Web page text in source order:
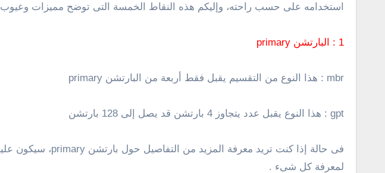
استخدامه على حسب راحته، وإليكم هذه النقاط الخمسة التى توضح مميزات وعيوب mbr و gpt .
1 : البارتشن primary
mbr : هذا النوع من التقسيم يقبل فقط أربعة من البارتشن primary
gpt : هذا النوع يقبل عدد يتجاوز 4 بارتشن قد يصل إلى 128 بارتشن
فى حالة إذا كنت تريد معرفة المزيد من التفاصيل حول بارتشن primary، سيكون عليك الرجوع إلى تدوينة سابقة بعنوان “
لمعرفة كل شىء .